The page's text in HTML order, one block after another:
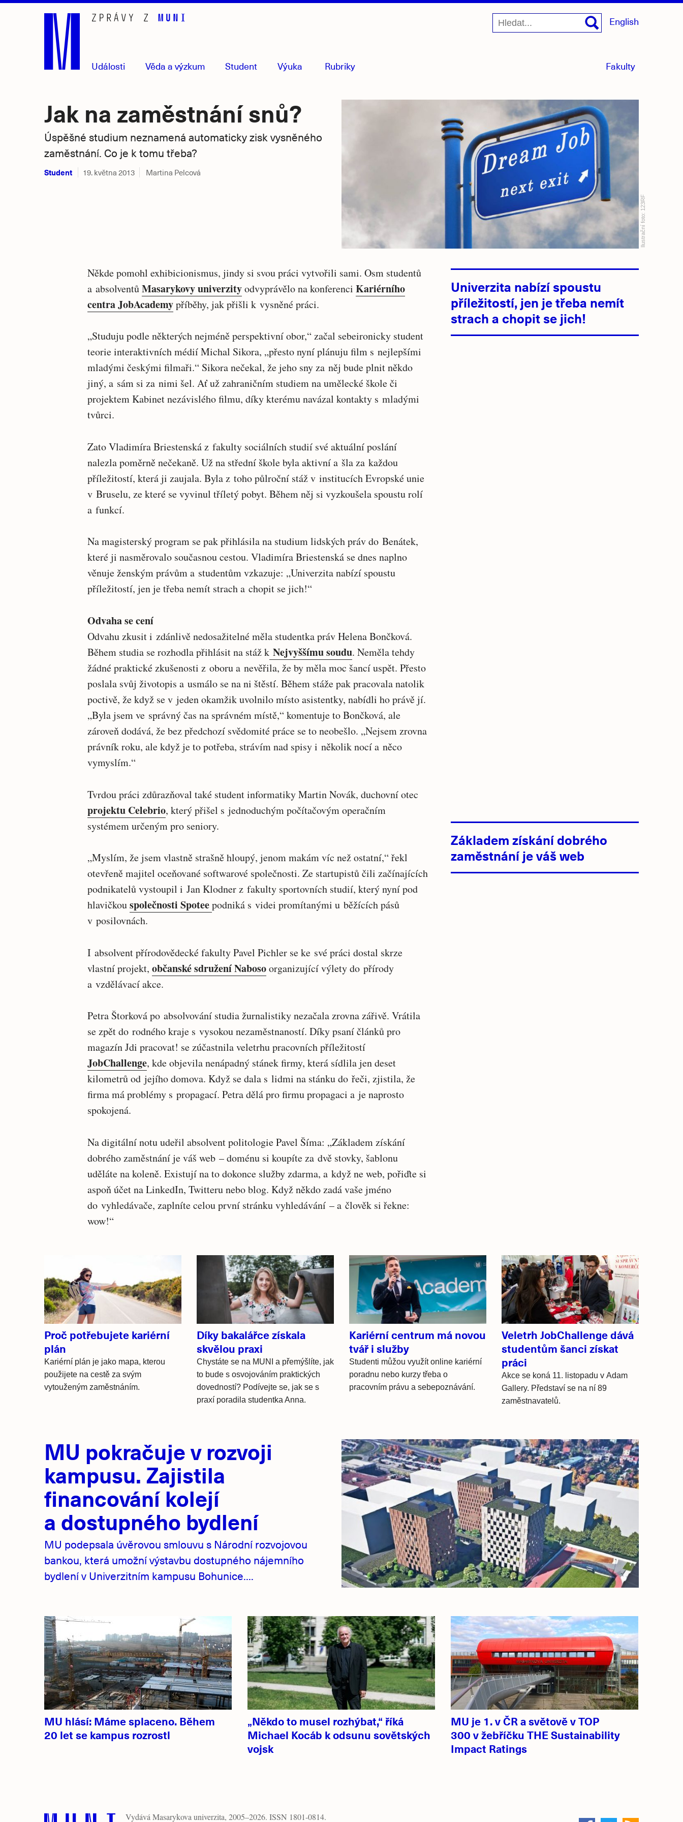
Události Věda a výzkum Student Výuka Rubriky Fakultymenu
English
Jak na zaměstnání snů?
Úspěšné studium neznamená automaticky zisk vysněného
zaměstnání. Co je k tomu třeba?
Student 19. května 2013 Martina Pelcová
Ilustrační foto:
123RF
Univerzita nabízí spoustu
příležitostí, jen je třeba nemít
strach a chopit se jich!
Někde pomohl exhibicionismus, jindy si svou práci vytvořili sami. Osm studentů
a absolventůMasarykovy univerzityodvyprávělo na konferenci Kariérního
centra JobAcademypříběhy, jak přišli k vysněné práci.
„Studuju podle některých nejméně perspektivní obor,“ začal sebeironicky student
teorie interaktivních médií Michal Sikora, „přesto nyní plánuju film s nejlepšími
mladými českými filmaři.“ Sikora nečekal, že jeho sny za něj bude plnit někdo
jiný, a sám si za nimi šel. Ať už zahraničním studiem na umělecké škole či
projektem Kabinet nezávislého filmu, díky kterému navázal kontakty s mladými
tvůrci.
Zato Vladimíra Briestenská z fakulty sociálních studií své aktuální poslání
nalezla poměrně nečekaně. Už na střední škole byla aktivní a šla za každou
příležitostí, která ji zaujala. Byla z toho půlroční stáž v institucích Evropské unie
v Bruselu, ze které se vyvinul tříletý pobyt. Během něj si vyzkoušela spoustu rolí
a funkcí.
Na magisterský program se pak přihlásila na studium lidských práv do Benátek,
které ji nasměrovalo současnou cestou. Vladimíra Briestenská se dnes naplno
věnuje ženským právům a studentům vzkazuje: „Univerzita nabízí spoustu
příležitostí, jen je třeba nemít strach a chopit se jich!“
Odvaha se cení
Odvahu zkusit i zdánlivě nedosažitelné měla studentka práv Helena Bončková.
Během studia se rozhodla přihlásit na stáž k Nejvyššímu soudu. Neměla tehdy
žádné praktické zkušenosti z oboru a nevěřila, že by měla moc šancí uspět. Přesto
poslala svůj životopis a usmálo se na ni štěstí. Během stáže pak pracovala natolik
poctivě, že když se v jeden okamžik uvolnilo místo asistentky, nabídli ho právě jí.
„Byla jsem ve správný čas na správném místě,“ komentuje to Bončková, ale
zároveň dodává, že bez předchozí svědomité práce se to neobešlo. „Nejsem zrovna
právník roku, ale když je to potřeba, strávím nad spisy i několik nocí a něco
vymyslím.“
Tvrdou práci zdůrazňoval také student informatiky Martin Novák, duchovní otec
projektu Celebrio, který přišel s jednoduchým počítačovým operačním
systémem určeným pro seniory.
Základem získání dobrého
zaměstnání je váš web
„Myslím, že jsem vlastně strašně hloupý, jenom makám víc než ostatní,“ řekl
otevřeně majitel oceňované softwarové společnosti. Ze startupistů čili začínajících
podnikatelů vystoupil i Jan Klodner z fakulty sportovních studií, který nyní pod
hlavičkouspolečnosti Spoteepodniká s videi promítanými u běžících pásů
v posilovnách.
I absolvent přírodovědecké fakulty Pavel Pichler se ke své práci dostal skrze
vlastní projekt, občanské sdružení Nabosoorganizující výlety do přírody
a vzdělávací akce.
Petra Štorková po absolvování studia žurnalistiky nezačala zrovna zářivě. Vrátila
se zpět do rodného kraje s vysokou nezaměstnaností. Díky psaní článků pro
magazín Jdi pracovat! se zúčastnila veletrhu pracovních příležitostí
JobChallenge, kde objevila nenápadný stánek firmy, která sídlila jen deset
kilometrů od jejího domova. Když se dala s lidmi na stánku do řeči, zjistila, že
firma má problémy s propagací. Petra dělá pro firmu propagaci a je naprosto
spokojená.
Na digitální notu udeřil absolvent politologie Pavel Šíma: „Základem získání
dobrého zaměstnání je váš web – doménu si koupíte za dvě stovky, šablonu
uděláte na koleně. Existují na to dokonce služby zdarma, a když ne web, pořiďte si
aspoň účet na LinkedIn, Twitteru nebo blog. Když někdo zadá vaše jméno
do vyhledávače, zaplníte celou první stránku vyhledávání – a člověk si řekne:
wow!“
Související
články
Proč potřebujete kariérní
plán
Kariérní plán je jako mapa, kterou
použijete na cestě za svým
vytouženým zaměstnáním.
Díky bakalářce získala
skvělou praxi
Chystáte se na MUNI a přemýšlíte, jak
to bude s osvojováním praktických
dovedností? Podívejte se, jak se s
praxí poradila studentka Anna.
Kariérní centrum má novou
tvář i služby
Studenti můžou využít online kariérní
poradnu nebo kurzy třeba o
pracovním právu a sebepoznávání.
Veletrh JobChallenge dává
studentům šanci získat
práci
Akce se koná 11. listopadu v Adam
Gallery. Představí se na ní 89
zaměstnavatelů.
novinky
MU pokračuje v rozvoji
kampusu. Zajistila
financování kolejí
a dostupného bydlení
MU podepsala úvěrovou smlouvu s Národní rozvojovou
bankou, která umožní výstavbu dostupného nájemního
bydlení v Univerzitním kampusu Bohunice....
MU hlásí: Máme splaceno. Během
20 let se kampus rozrostl
„Někdo to musel rozhýbat,“ říká
Michael Kocáb k odsunu sovětských
vojsk
MU je 1. v ČR a světově v TOP
300 v žebříčku THE Sustainability
Impact Ratings
Vydává Masarykova univerzita, 2005–2026. ISSN 1801-0814.